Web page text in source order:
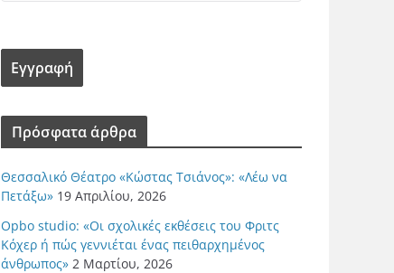
Πρόσφατα άρθρα
Θεσσαλικό Θέατρο «Κώστας Τσιάνος»: «Λέω να
Πετάξω» 19 Απριλίου, 2026
Opbo studio: «Οι σχολικές εκθέσεις του Φριτς
Κόχερ ή πώς γεννιέται ένας πειθαρχημένος
άνθρωπος» 2 Μαρτίου, 2026